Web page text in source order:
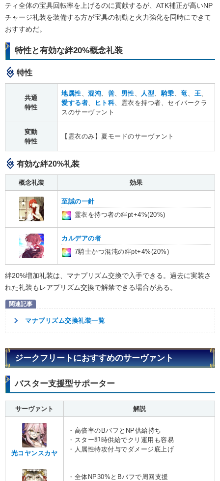
ティ全体の宝具回転率を上げるのに貢献するが、ATK補正が高いNP
チャージ礼装を装備する方が宝具の初動と火力強化を同時にできて
おすすめだ。
特性と有効な絆20%概念礼装
特性
共通
特性
地属性、混沌、 善、 男性、 人型、騎乗、竜、 王、
愛する者、 ヒト科、霊衣を持つ者、セイバークラ
スのサーヴァント
変動
特性
【霊衣のみ】夏モードのサーヴァント
有効な絆20%礼装
概念礼装 効果
至誠の一針
霊衣を持つ者の絆pt+4%(20%)
カルデアの者
7騎士かつ混沌の絆pt+4%(20%)
絆20%増加礼装は、マナプリズム交換で入手できる。過去に実装さ
れた礼装もレアプリズム交換で解禁できる場合がある。
マナプリズム交換礼装一覧
ジークフリートにおすすめのサーヴァント
バスター支援型サポーター
サーヴァント 解説
光コヤンスカヤ
・高倍率のBバフとNP供給持ち
・スター即時供給でクリ運用も容易
・人属性特攻付与でダメージ底上げ
・全体NP30%とBバフで周回支援